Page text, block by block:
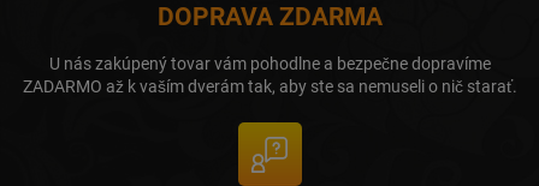
DOPRAVA ZDARMA
U nás zakúpený tovar vám pohodlne a bezpečne dopravíme
ZADARMO až k vaším dverám tak, aby ste sa nemuseli o nič starať.